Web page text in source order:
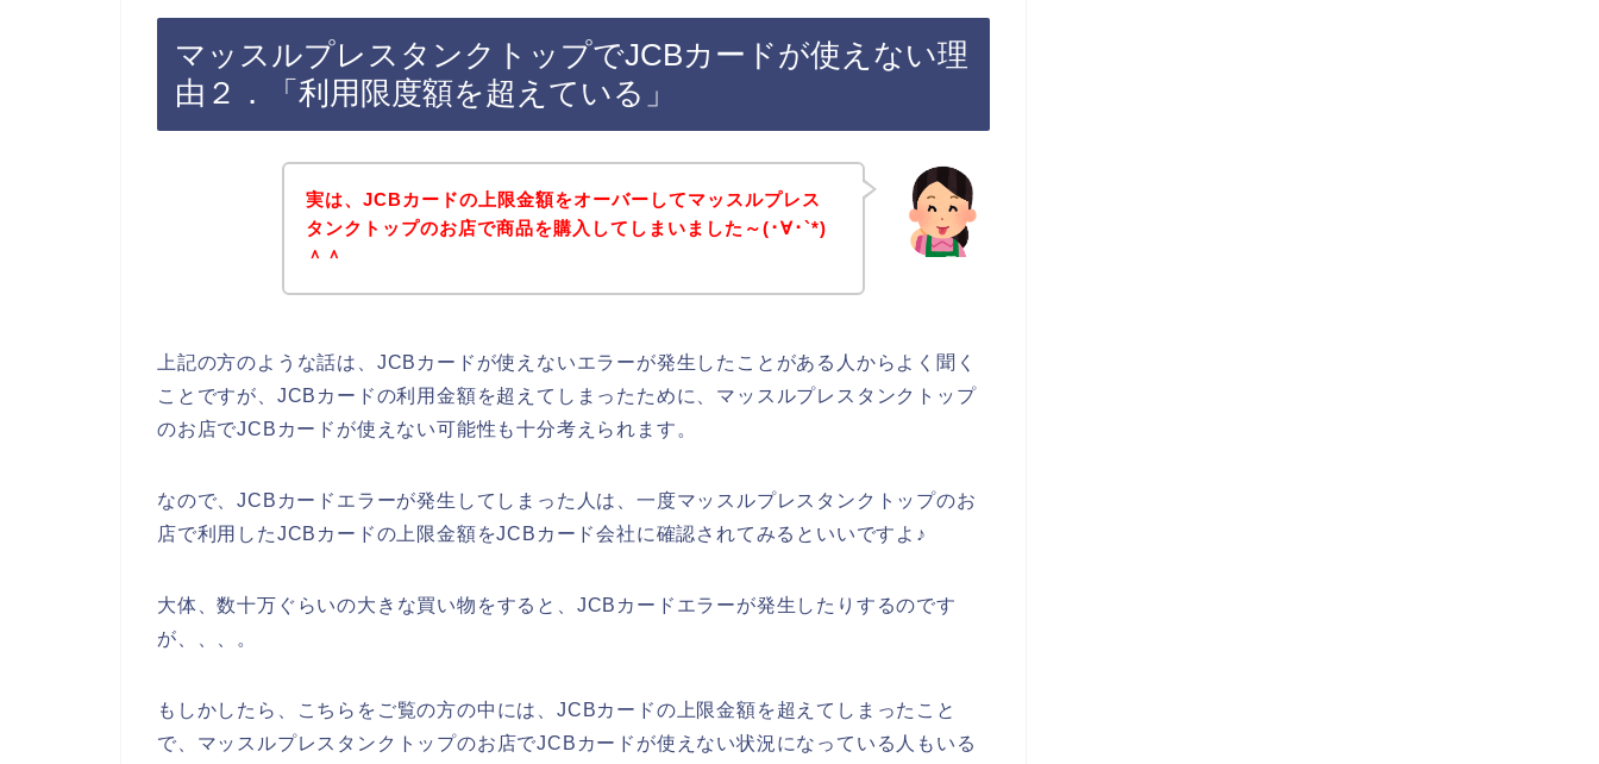
マッスルプレスタンクトップでJCBカードが使えない理
由２．「利用限度額を超えている」
実は、JCBカードの上限金額をオーバーしてマッスルプレス
タンクトップのお店で商品を購入してしまいました～(･∀･`*)
＾＾
上記の方のような話は、JCBカードが使えないエラーが発生したことがある人からよく聞く
ことですが、JCBカードの利用金額を超えてしまったために、マッスルプレスタンクトップ
のお店でJCBカードが使えない可能性も十分考えられます。
なので、JCBカードエラーが発生してしまった人は、一度マッスルプレスタンクトップのお
店で利用したJCBカードの上限金額をJCBカード会社に確認されてみるといいですよ♪
大体、数十万ぐらいの大きな買い物をすると、JCBカードエラーが発生したりするのです
が、、、。
もしかしたら、こちらをご覧の方の中には、JCBカードの上限金額を超えてしまったこと
で、マッスルプレスタンクトップのお店でJCBカードが使えない状況になっている人もいる